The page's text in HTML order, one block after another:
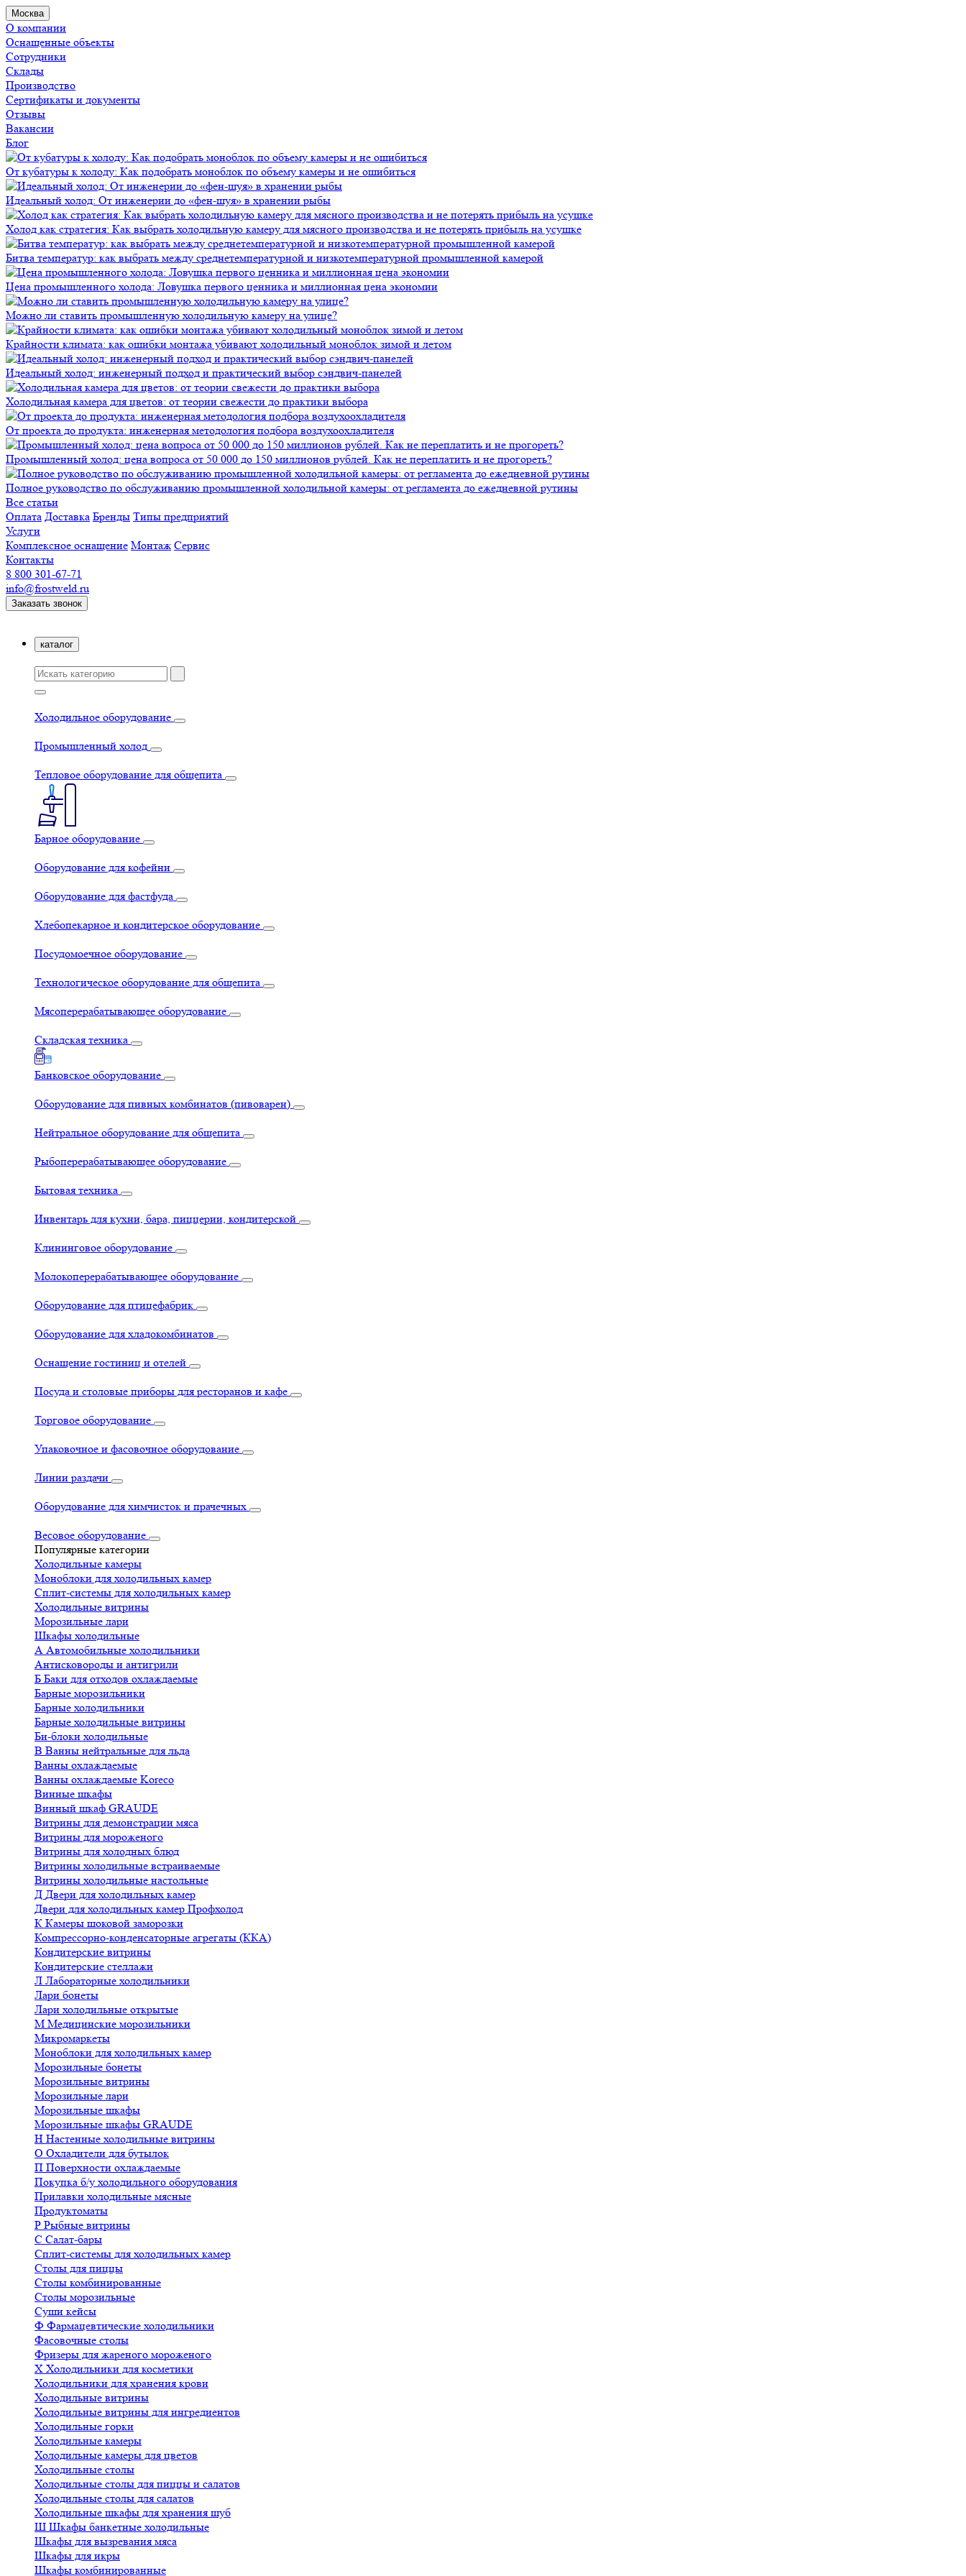
Москва
О компании
Оснащенные объекты
Сотрудники
Склады
Производство
Сертификаты и документы
Отзывы
Вакансии
Блог
От кубатуры к холоду: Как подобрать моноблок по объему камеры и не ошибиться
Идеальный холод: От инженерии до «фен-шуя» в хранении рыбы
Холод как стратегия: Как выбрать холодильную камеру для мясного производства и не потерять прибыль на усушке
Битва температур: как выбрать между среднетемпературной и низкотемпературной промышленной камерой
Цена промышленного холода: Ловушка первого ценника и миллионная цена экономии
Можно ли ставить промышленную холодильную камеру на улице?
Крайности климата: как ошибки монтажа убивают холодильный моноблок зимой и летом
Идеальный холод: инженерный подход и практический выбор сэндвич-панелей
Холодильная камера для цветов: от теории свежести до практики выбора
От проекта до продукта: инженерная методология подбора воздухоохладителя
Промышленный холод: цена вопроса от 50 000 до 150 миллионов рублей. Как не переплатить и не прогореть?
Полное руководство по обслуживанию промышленной холодильной камеры: от регламента до ежедневной рутины
Все статьи
Оплата Доставка Бренды Типы предприятий
Услуги
Комплексное оснащение Монтаж Сервис
Контакты
8 800 301-67-71
info@frostweld.ru
Заказать звонок
каталог
Холодильное оборудование
Промышленный холод
Тепловое оборудование для общепита
Барное оборудование
Оборудование для кофейни
Оборудование для фастфуда
Хлебопекарное и кондитерское оборудование
Посудомоечное оборудование
Технологическое оборудование для общепита
Мясоперерабатывающее оборудование
Складская техника
Банковское оборудование
Оборудование для пивных комбинатов (пивоварен)
Нейтральное оборудование для общепита
Рыбоперерабатывающее оборудование
Бытовая техника
Инвентарь для кухни, бара, пиццерии, кондитерской
Клининговое оборудование
Молокоперерабатывающее оборудование
Оборудование для птицефабрик
Оборудование для хладокомбинатов
Оснащение гостиниц и отелей
Посуда и столовые приборы для ресторанов и кафе
Торговое оборудование
Упаковочное и фасовочное оборудование
Линии раздачи
Оборудование для химчисток и прачечных
Весовое оборудование
Популярные категории
Холодильные камеры
Моноблоки для холодильных камер
Сплит-системы для холодильных камер
Холодильные витрины
Морозильные лари
Шкафы холодильные
А Автомобильные холодильники
Антисковороды и антигрили
Б Баки для отходов охлаждаемые
Барные морозильники
Барные холодильники
Барные холодильные витрины
Би-блоки холодильные
В Ванны нейтральные для льда
Ванны охлаждаемые
Ванны охлаждаемые Koreco
Винные шкафы
Винный шкаф GRAUDE
Витрины для демонстрации мяса
Витрины для мороженого
Витрины для холодных блюд
Витрины холодильные встраиваемые
Витрины холодильные настольные
Д Двери для холодильных камер
Двери для холодильных камер Профхолод
К Камеры шоковой заморозки
Компрессорно-конденсаторные агрегаты (ККА)
Кондитерские витрины
Кондитерские стеллажи
Л Лабораторные холодильники
Лари бонеты
Лари холодильные открытые
М Медицинские морозильники
Микромаркеты
Моноблоки для холодильных камер
Морозильные бонеты
Морозильные витрины
Морозильные лари
Морозильные шкафы
Морозильные шкафы GRAUDE
Н Настенные холодильные витрины
О Охладители для бутылок
П Поверхности охлаждаемые
Покупка б/у холодильного оборудования
Прилавки холодильные мясные
Продуктоматы
Р Рыбные витрины
С Салат-бары
Сплит-системы для холодильных камер
Столы для пиццы
Столы комбинированные
Столы морозильные
Суши кейсы
Ф Фармацевтические холодильники
Фасовочные столы
Фризеры для жареного мороженого
Х Холодильники для косметики
Холодильники для хранения крови
Холодильные витрины
Холодильные витрины для ингредиентов
Холодильные горки
Холодильные камеры
Холодильные камеры для цветов
Холодильные столы
Холодильные столы для пиццы и салатов
Холодильные столы для салатов
Холодильные шкафы для хранения шуб
Ш Шкафы банкетные холодильные
Шкафы для вызревания мяса
Шкафы для икры
Шкафы комбинированные